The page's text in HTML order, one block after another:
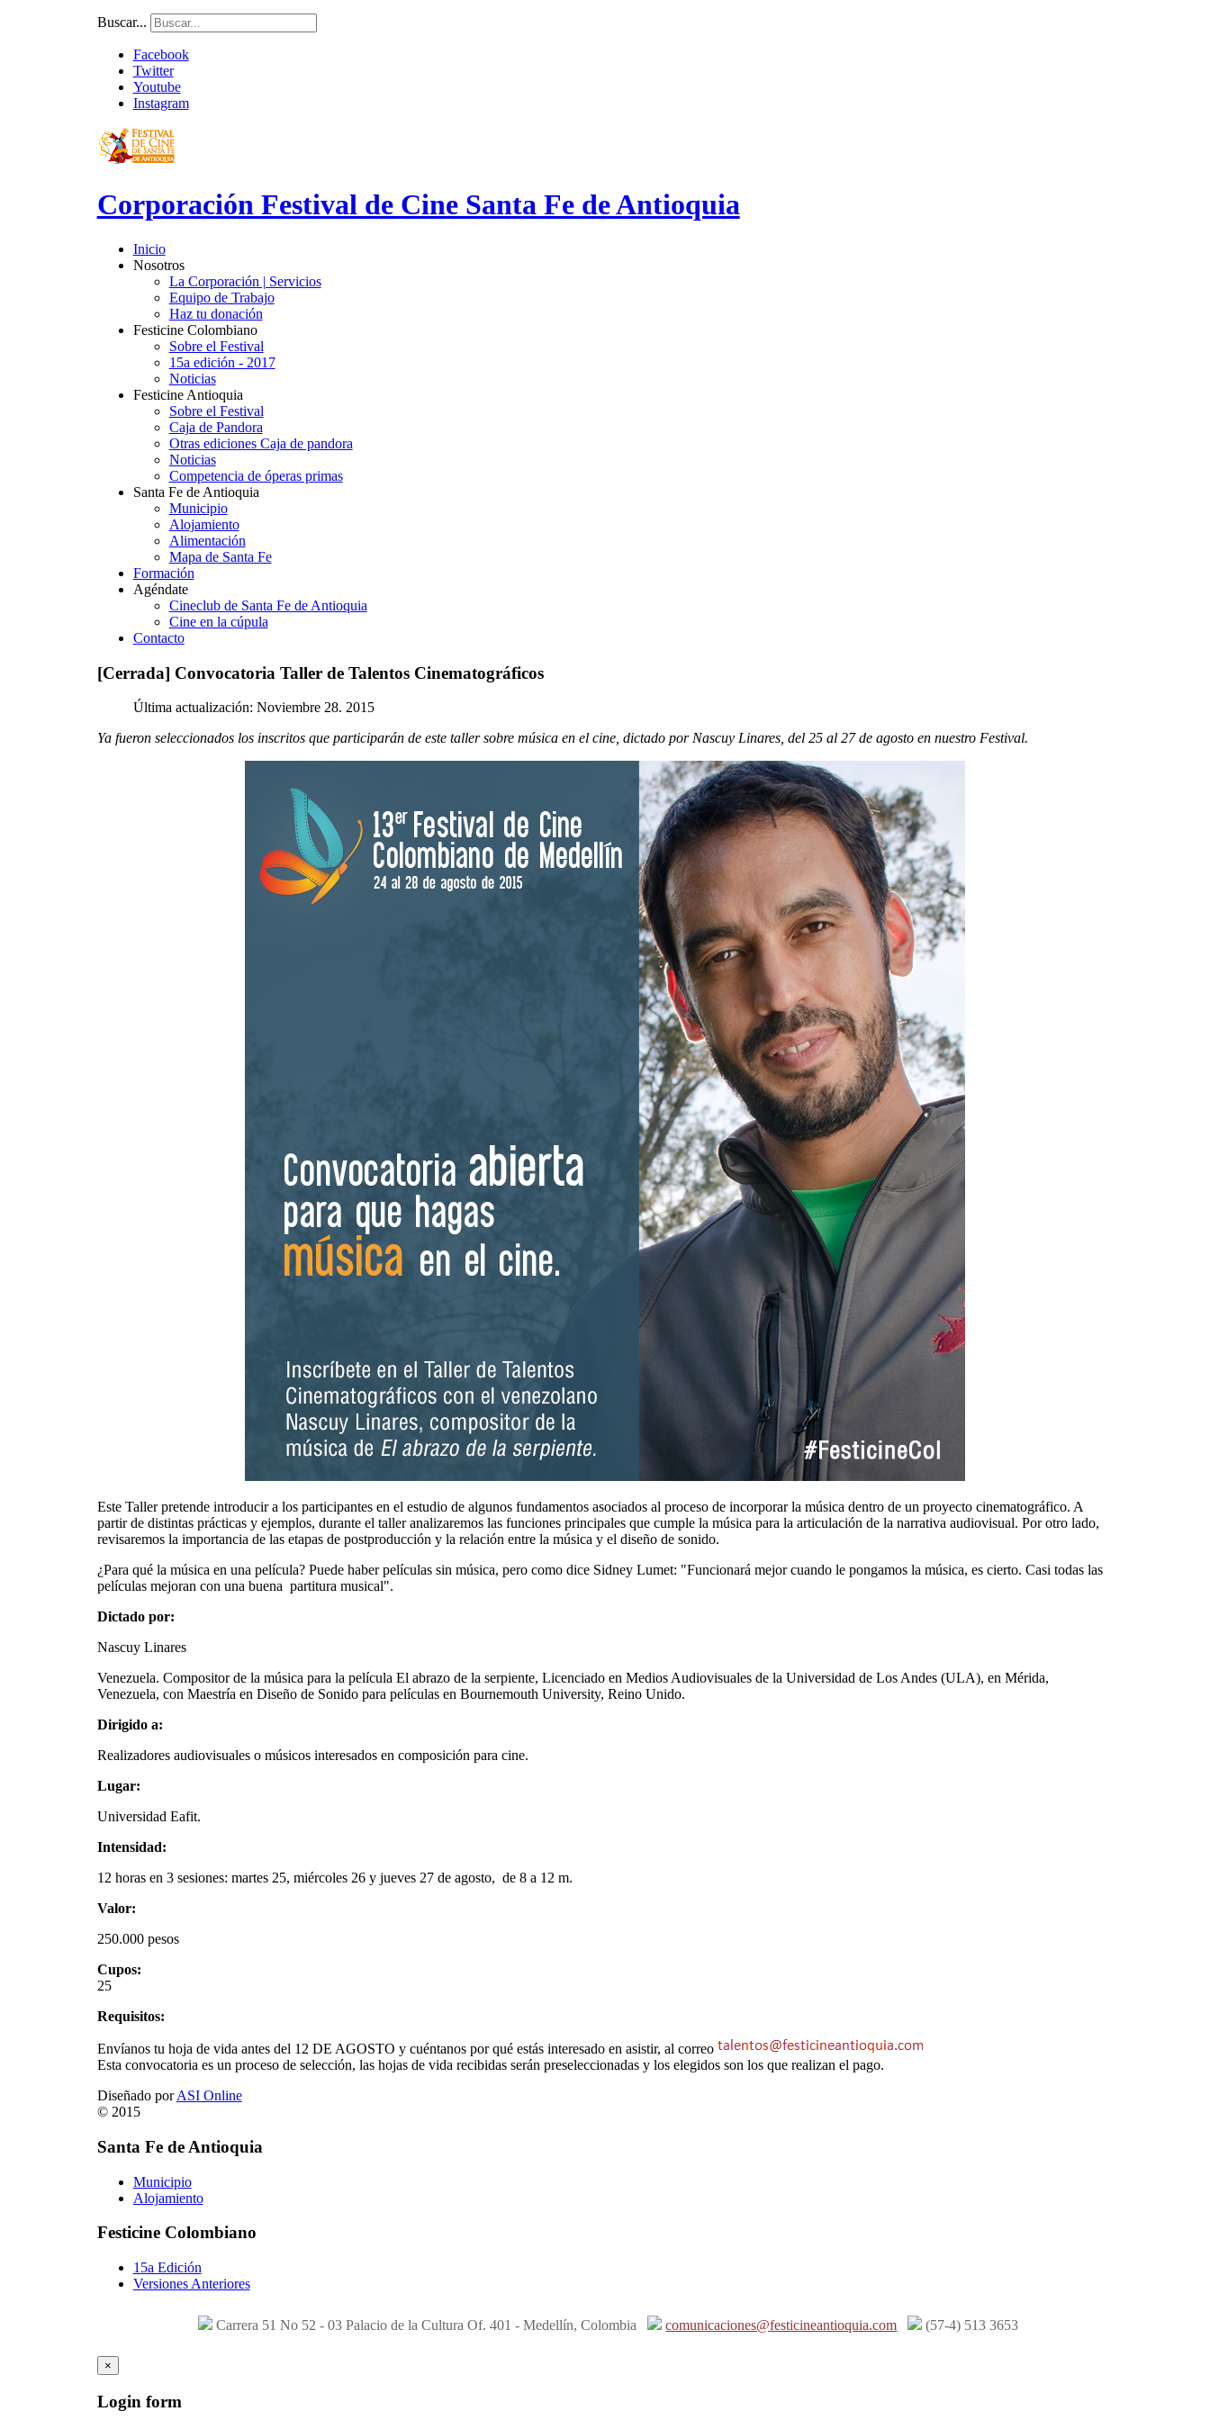
Buscar...
Facebook
Twitter
Youtube
Instagram
Corporación Festival de Cine Santa Fe de Antioquia
Inicio
Nosotros
La Corporación | Servicios
Equipo de Trabajo
Haz tu donación
Festicine Colombiano
Sobre el Festival
15a edición - 2017
Noticias
Festicine Antioquia
Sobre el Festival
Caja de Pandora
Otras ediciones Caja de pandora
Noticias
Competencia de óperas primas
Santa Fe de Antioquia
Municipio
Alojamiento
Alimentación
Mapa de Santa Fe
Formación
Agéndate
Cineclub de Santa Fe de Antioquia
Cine en la cúpula
Contacto
[Cerrada] Convocatoria Taller de Talentos Cinematográficos
Última actualización: Noviembre 28. 2015
Ya fueron seleccionados los inscritos que participarán de este taller sobre música en el cine, dictado por Nascuy Linares, del 25 al 27 de agosto en nuestro Festival.
Este Taller pretende introducir a los participantes en el estudio de algunos fundamentos asociados al proceso de incorporar la música dentro de un proyecto cinematográfico. A
partir de distintas prácticas y ejemplos, durante el taller analizaremos las funciones principales que cumple la música para la articulación de la narrativa audiovisual. Por otro lado,
revisaremos la importancia de las etapas de postproducción y la relación entre la música y el diseño de sonido.
¿Para qué la música en una película? Puede haber películas sin música, pero como dice Sidney Lumet: "Funcionará mejor cuando le pongamos la música, es cierto. Casi todas las
películas mejoran con una buena partitura musical".
Dictado por:
Nascuy Linares
Venezuela. Compositor de la música para la película El abrazo de la serpiente, Licenciado en Medios Audiovisuales de la Universidad de Los Andes (ULA), en Mérida,
Venezuela, con Maestría en Diseño de Sonido para películas en Bournemouth University, Reino Unido.
Dirigido a:
Realizadores audiovisuales o músicos interesados en composición para cine.
Lugar:
Universidad Eafit.
Intensidad:
12 horas en 3 sesiones: martes 25, miércoles 26 y jueves 27 de agosto, de 8 a 12 m.
Valor:
250.000 pesos
Cupos:
25
Requisitos:
Envíanos tu hoja de vida antes del 12 DE AGOSTO y cuéntanos por qué estás interesado en asistir, al correo
Esta convocatoria es un proceso de selección, las hojas de vida recibidas serán preseleccionadas y los elegidos son los que realizan el pago.
Diseñado porASI Online
© 2015
Santa Fe de Antioquia
Municipio
Alojamiento
Festicine Colombiano
15a Edición
Versiones Anteriores
Carrera 51 No 52 - 03 Palacio de la Cultura Of. 401 - Medellín, Colombia comunicaciones@festicineantioquia.com (57-4) 513 3653
×
Login form